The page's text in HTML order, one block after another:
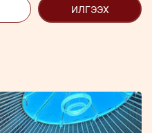
ИЛГЭЭХ